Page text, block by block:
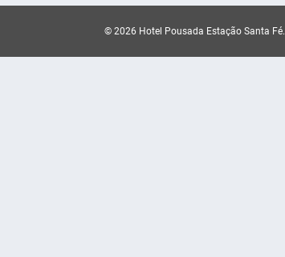
© 2026 Hotel Pousada Estação Santa Fé.